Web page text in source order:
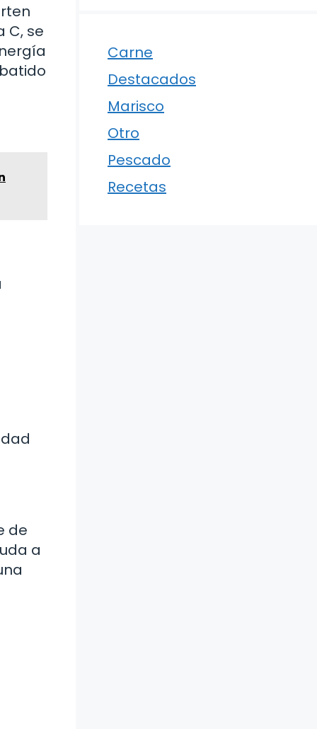
C, se
de
a
Carne
Destacados
Marisco
Otro
Pescado
Recetas